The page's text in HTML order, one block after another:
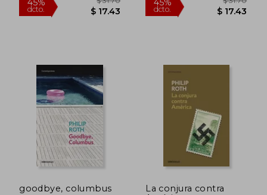
45%
dcto. $ 26.49
45%
goodbye, columbus
La conjura contra